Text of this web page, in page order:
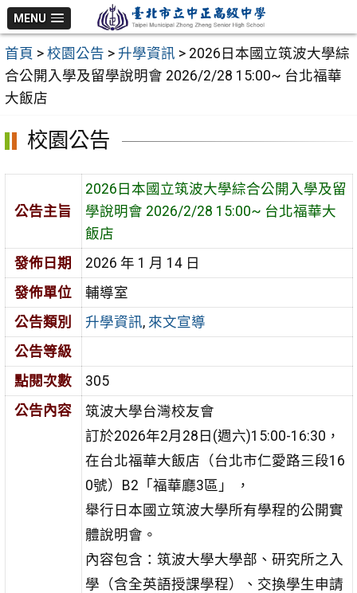
跳
至
主
要
內
MENU
首頁 > 校園公告 > 升學資訊 > 2026日本國立筑波大學綜
合公開入學及留學說明會 2026/2/28 15:00~ 台北福華
大飯店
校園公告
公告主旨
2026日本國立筑波大學綜合公開入學及留
學說明會 2026/2/28 15:00~ 台北福華大
飯店
發佈日期
2026 年 1 月 14 日
發佈單位
輔導室
公告類別
升學資訊, 來文宣導
公告等級
點閱次數
305
公告內容
筑波大學台灣校友會
訂於2026年2月28日(週六)15:00-16:30，
在台北福華大飯店（台北市仁愛路三段16
0號）B2「福華廳3區」 ，
舉行日本國立筑波大學所有學程的公開實
體說明會。
內容包含：筑波大學大學部、研究所之入
學（含全英語授課學程）、交換學生申請